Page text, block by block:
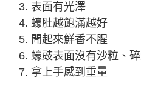
表面有光澤
蠔肚越飽滿越好
聞起來鮮香不腥
蠔豉表面沒有沙粒、
拿上手感到重量